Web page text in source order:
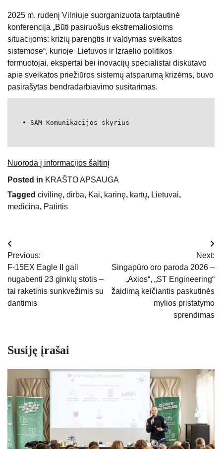
2025 m. rudenį Vilniuje suorganizuota tarptautinė
konferencija „Būti pasiruošus ekstremaliosioms
situacijoms: krizių parengtis ir valdymas sveikatos
sistemose“, kurioje Lietuvos ir Izraelio politikos
formuotojai, ekspertai bei inovacijų specialistai diskutavo
apie sveikatos priežiūros sistemų atsparumą krizėms, buvo
pasirašytas bendradarbiavimo susitarimas.
• SAM Komunikacijos skyrius
Nuoroda į informacijos šaltinį
Posted in KRAŠTO APSAUGA
Tagged civilinę, dirba, Kai, karinę, kartų, Lietuvai,
medicina, Patirtis
Navigacija
tarp
įrašų
Previous:
F-15EX Eagle II gali
nugabenti 23 ginklų stotis –
tai raketinis sunkvežimis su
dantimis
Next:
Singapūro oro paroda 2026 –
„Axios“, „ST Engineering“
žaidimą keičiantis paskutinės
mylios pristatymo
sprendimas
Susiję įrašai